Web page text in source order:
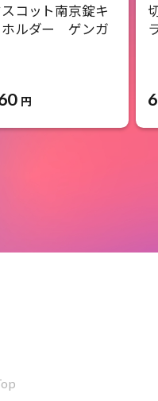
コット南京錠キ
ルダー ゲンガ
円